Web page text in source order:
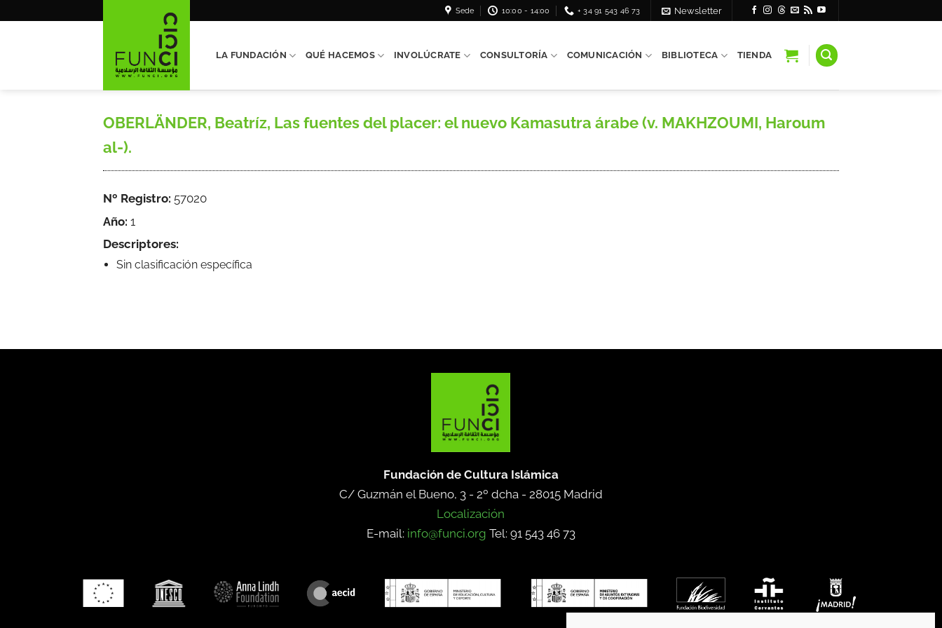
Sede 10:00 - 14:00 + 34 91 543 46 73 Newsletter
LA FUNDACIÓN QUÉ HACEMOS INVOLÚCRATE CONSULTORÍA COMUNICACIÓN BIBLIOTECA TIENDA
OBERLÄNDER, Beatríz, Las fuentes del placer: el nuevo Kamasutra árabe (v. MAKHZOUMI, Haroum
al-).
Nº Registro: 57020
Año: 1
Descriptores:
Sin clasificación específica
Fundación de Cultura Islámica
C/ Guzmán el Bueno, 3 - 2º dcha - 28015 Madrid
Localización
E-mail: info@funci.org Tel: 91 543 46 73